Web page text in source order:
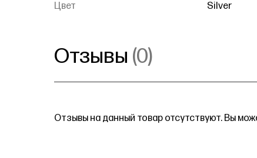
Цвет
Silver
Отзывы (0)
Отзывы на данный товар отсутствуют. Вы